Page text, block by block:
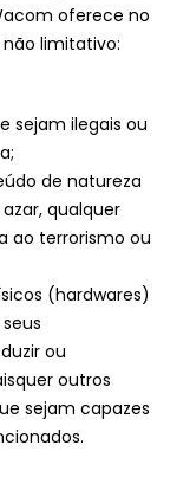
oferece no
limitativo:
sejam ilegais ou
de natureza
qualquer
ao terrorismo ou
(hardwares)
ou
outros
sejam capazes